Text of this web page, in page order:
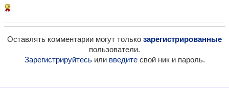
7
Оставлять комментарии могут только зарегистрированные
пользователи.
Зарегистрируйтесьили введитесвой ник и пароль.